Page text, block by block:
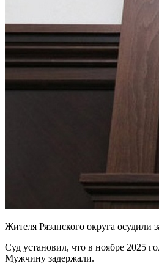
Жителя Рязанского округа
Суд установил, что в ноябре 2025
Мужчину задержали.